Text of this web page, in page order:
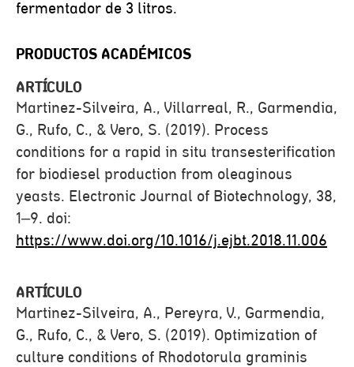
fermentador de 3 litros.
PRODUCTOS ACADÉMICOS
ARTÍCULO
Martinez-Silveira, A., Villarreal, R., Garmendia,
G., Rufo, C., & Vero, S. (2019). Process
conditions for a rapid in situ transesterification
for biodiesel production from oleaginous
yeasts. Electronic Journal of Biotechnology, 38,
1–9. doi:
https://www.doi.org/10.1016/j.ejbt.2018.11.006
ARTÍCULO
Martinez-Silveira, A., Pereyra, V., Garmendia,
G., Rufo, C., & Vero, S. (2019). Optimization of
culture conditions of Rhodotorula graminis